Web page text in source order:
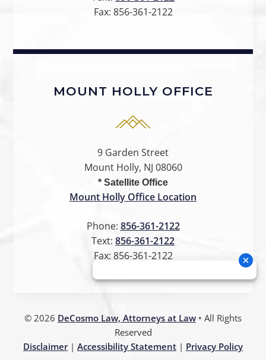
Fax: 856-361-2122
MOUNT HOLLY OFFICE
9 Garden Street
Mount Holly, NJ 08060
* Satellite Office
Mount Holly Office Location
Phone: 856-361-2122
Text: 856-361-2122
Fax: 856-361-2122
© 2026 DeCosmo Law, Attorneys at Law • All Rights
Reserved
Disclaimer| Accessibility Statement | Privacy Policy